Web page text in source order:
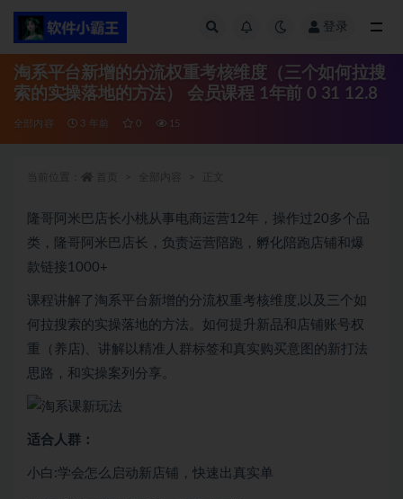
登录
淘系平台新增的分流权重考核维度（三个如何拉搜
索的实操落地的方法） 会员课程 1年前 0 31 12.8
全部内容 3 年前 0 15
隆哥阿米巴店长小桃从事电商运营12年，操作过20多个品
类，隆哥阿米巴店长，负责运营陪跑，孵化陪跑店铺和爆
款链接1000+
课程讲解了淘系平台新增的分流权重考核维度,以及三个如
何拉搜索的实操落地的方法。如何提升新品和店铺账号权
重（养店)、讲解以精准人群标签和真实购买意图的新打法
思路，和实操案列分享。
适合人群：
小白:学会怎么启动新店铺，快速出真实单